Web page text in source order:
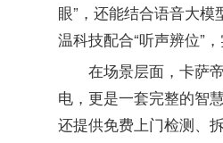
眼”，还能结合语音大
温科技配合“听声辨位”
在场景层面，卡萨
电，更是一套完整的智
还提供免费上门检测、